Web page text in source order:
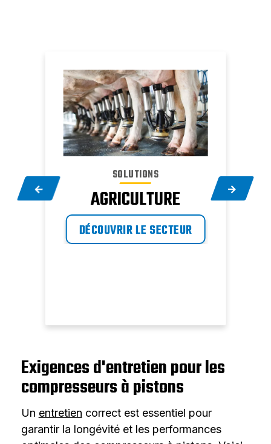
SOLUTIONS
AGRICULTURE
DÉCOUVRIR LE SECTEUR
Exigences d'entretien pour les
compresseurs à pistons
Un entretien correct est essentiel pour
garantir la longévité et les performances